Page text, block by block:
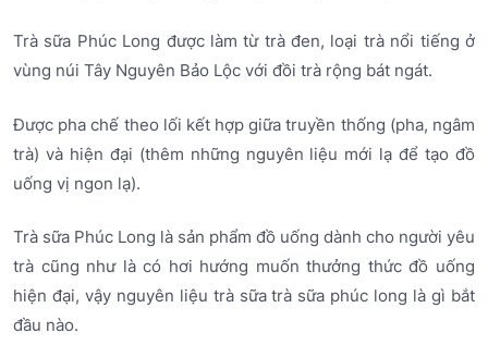
Trà sữa Phúc Long được làm từ trà đen, loại trà nổi tiếng ở
vùng núi Tây Nguyên Bảo Lộc với đồi trà rộng bát ngát.
Được pha chế theo lối kết hợp giữa truyền thống (pha, ngâm
trà) và hiện đại (thêm những nguyên liệu mới lạ để tạo đồ
uống vị ngon lạ).
Trà sữa Phúc Long là sản phẩm đồ uống dành cho người yêu
trà cũng như là có hơi hướng muốn thưởng thức đồ uống
hiện đại, vậy nguyên liệu trà sữa trà sữa phúc long là gì bắt
đầu nào.